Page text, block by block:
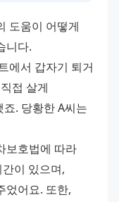
도움이 어떻게
니다.
에서 갑자기 퇴거
접 살게
. 당황한 A씨는
보호법에 따라
이 있으며,
었어요. 또한,